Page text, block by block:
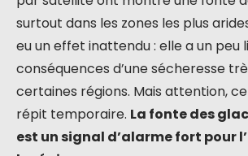
surtout dans les zones les plus
eu un effet inattendu : elle a un peu
conséquences d’une sécheresse
certaines régions. Mais attention, ce
répit temporaire. La fonte des
est un signal d’alarme fort pour